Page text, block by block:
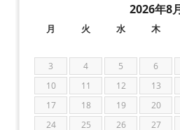
2026年8
月 火 水 木
3
4 5 6
10
11 12 13
17
18 19 20
24
25 26 27